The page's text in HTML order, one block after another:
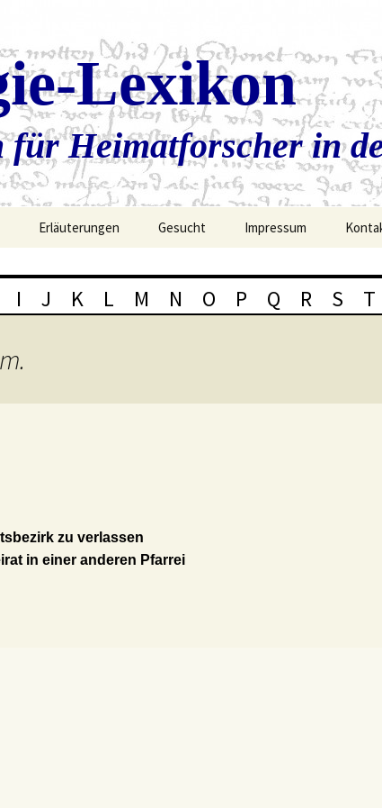
Lexikon
Heimatforscher in
Erläuterungen Gesucht Impressum
I J K L M N O P Q R S T
zu verlassen
in einer anderen Pfarrei